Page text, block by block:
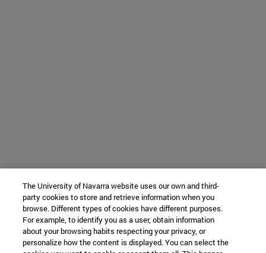
The University of Navarra website uses our own and third-
party cookies to store and retrieve information when you
browse. Different types of cookies have different purposes.
For example, to identify you as a user, obtain information
about your browsing habits respecting your privacy, or
personalize how the content is displayed. You can select the